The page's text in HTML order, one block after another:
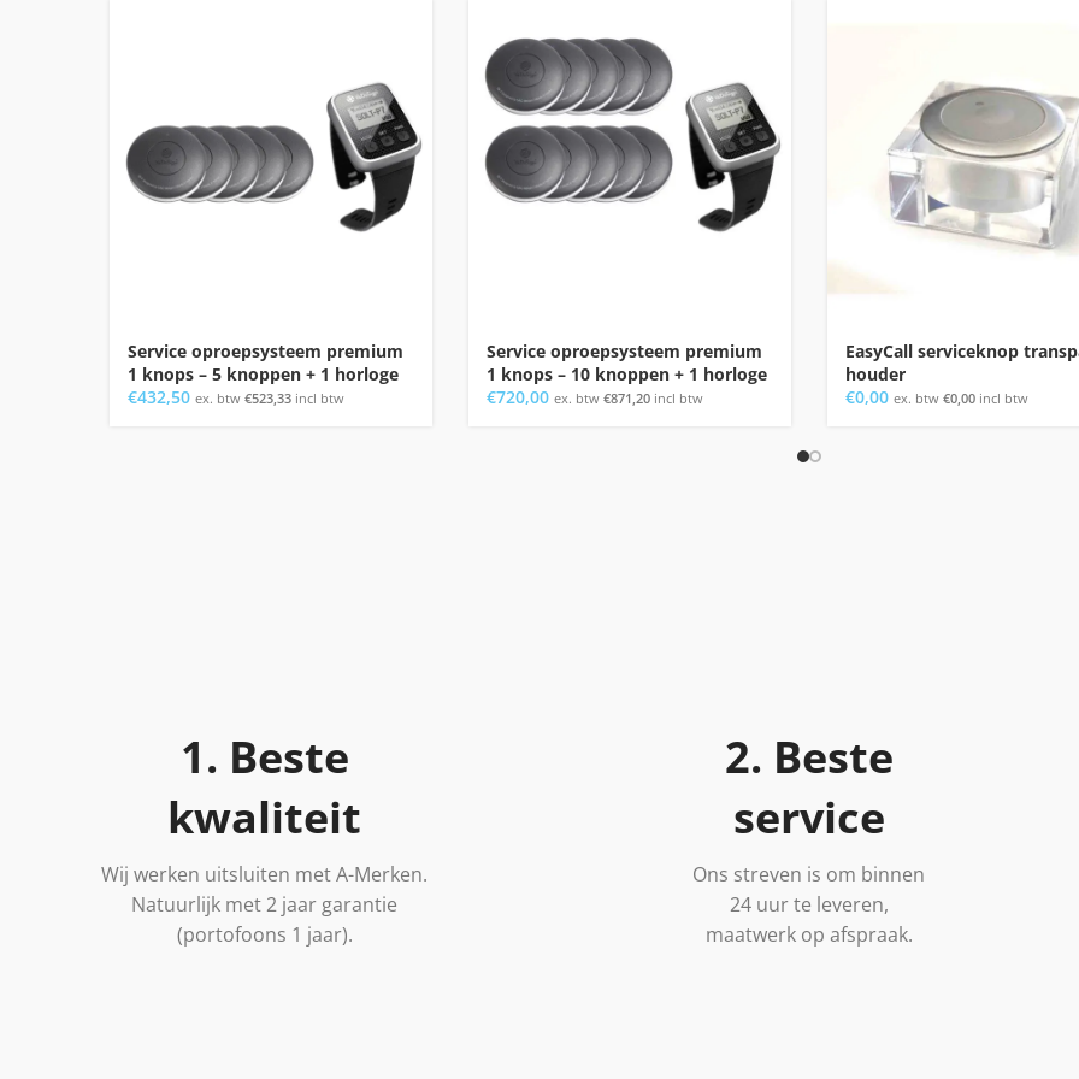
Service oproepsysteem premium
1 knops – 5 knoppen + 1 horloge
€432,50 ex. btw €523,33 incl btw
Service oproepsysteem premium
1 knops – 10 knoppen + 1 horloge
€720,00 ex. btw €871,20 incl btw
EasyCall serviceknop
houder
€0,00 ex. btw €0,00 incl btw
1. Beste
kwaliteit
Wij werken uitsluiten met A-Merken.
Natuurlijk met 2 jaar garantie
(portofoons 1 jaar).
2. Beste
service
Ons streven is om binnen
24 uur te leveren,
maatwerk op afspraak.